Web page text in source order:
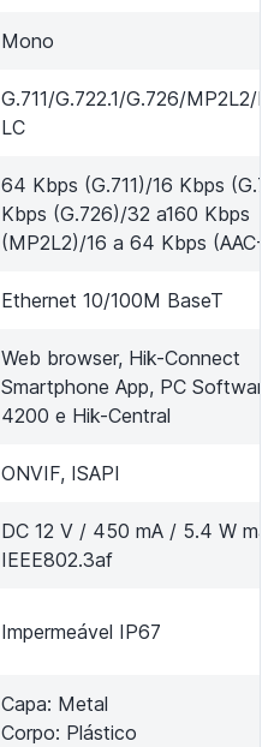
Mono
G.711/G.722.1/G.726/MP2L2/
LC
64 Kbps (G.711)/16 Kbps
Kbps (G.726)/32 a160 Kbps
(MP2L2)/16 a 64 Kbps (AAC-
Ethernet 10/100M BaseT
Web browser, Hik-Connect
Smartphone App, PC
4200 e Hik-Central
ONVIF, ISAPI
DC 12 V / 450 mA / 5.4 W
IEEE802.3af
Impermeável IP67
Capa: Metal
Corpo: Plástico